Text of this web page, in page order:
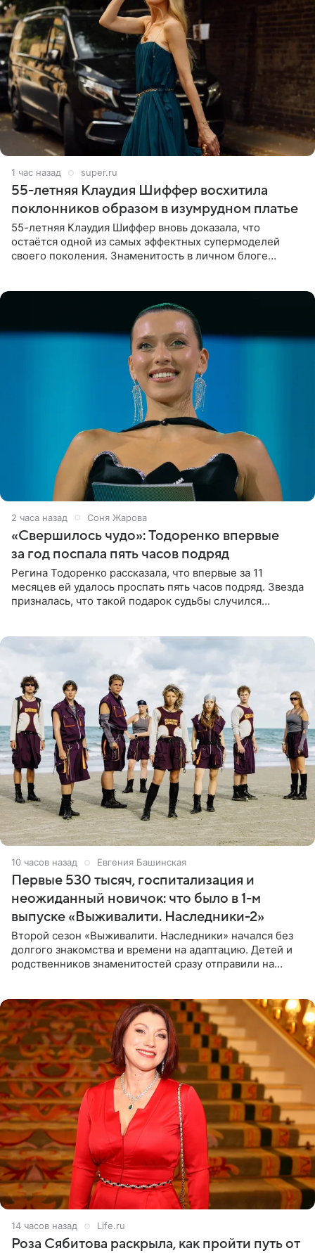
1 час назад super.ru
55-летняя Клаудия Шиффер восхитила
поклонников образом в изумрудном платье
55-летняя Клаудия Шиффер вновь доказала, что
остаётся одной из самых эффектных супермоделей
своего поколения. Знаменитость в личном блоге
2 часа назад Соня Жарова
«Свершилось чудо»: Тодоренко впервые
за год поспала пять часов подряд
Регина Тодоренко рассказала, что впервые за 11
месяцев ей удалось проспать пять часов подряд. Звезда
призналась, что такой подарок судьбы случился
10 часов назад Евгения Башинская
Первые 530 тысяч, госпитализация и
неожиданный новичок: что было в 1-м
выпуске «Выживалити. Наследники-2»
Второй сезон «Выживалити. Наследники» начался без
долгого знакомства и времени на адаптацию. Детей и
родственников знаменитостей сразу отправили на
14 часов назад Life.ru
Роза Сябитова раскрыла, как пройти путь от